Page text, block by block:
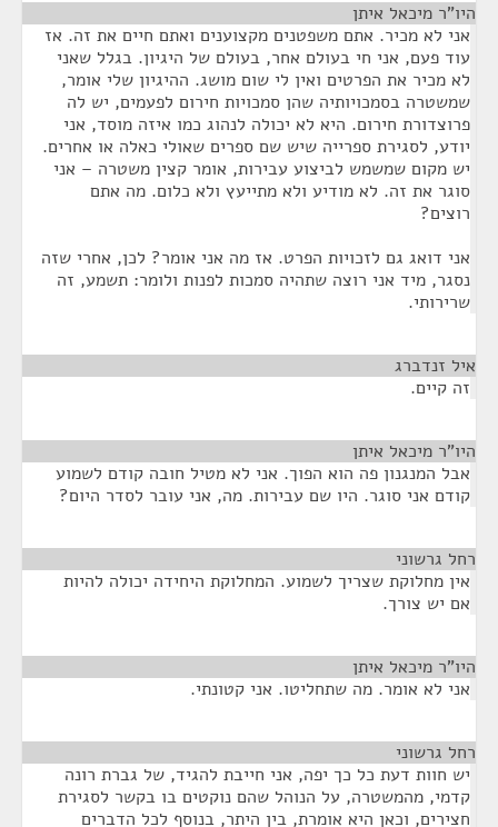
היו"ר מיכאל איתן
אני לא מכיר. אתם משפטנים מקצוענים ואתם חיים את זה. אז
עוד פעם, אני חי בעולם אחר, בעולם של היגיון. בגלל שאני
לא מכיר את הפרטים ואין לי שום מושג. ההיגיון שלי אומר,
שמשטרה בסמכויותיה שהן סמכויות חירום לפעמים, יש לה
פרוצדורת חירום. היא לא יכולה לנהוג כמו איזה מוסד, אני
יודע, לסגירת ספרייה שיש שם ספרים שאולי כאלה או אחרים.
יש מקום שמשמש לביצוע עבירות, אומר קצין משטרה – אני
סוגר את זה. לא מודיע ולא מתייעץ ולא כלום. מה אתם
רוצים?
אני דואג גם לזכויות הפרט. אז מה אני אומר? לכן, אחרי שזה
נסגר, מיד אני רוצה שתהיה סמכות לפנות ולומר: תשמע, זה
שרירותי.
איל זנדברג
זה קיים.
היו"ר מיכאל איתן
אבל המנגנון פה הוא הפוך. אני לא מטיל חובה קודם לשמוע
קודם אני סוגר. היו שם עבירות. מה, אני עובר לסדר היום?
רחל גרשוני
אין מחלוקת שצריך לשמוע. המחלוקת היחידה יכולה להיות
אם יש צורך.
היו"ר מיכאל איתן
אני לא אומר. מה שתחליטו. אני קטונתי.
רחל גרשוני
יש חוות דעת כל כך יפה, אני חייבת להגיד, של גברת רונה
קדמי, מהמשטרה, על הנוהל שהם נוקטים בו בקשר לסגירת
חצירים, וכאן היא אומרת, בין היתר, בנוסף לכל הדברים